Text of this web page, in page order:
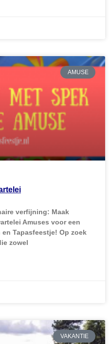
AMUSE
verfijning: Maak
Amuses voor een
Tapasfeestje! Op zoek
zowel
VAKANTIE